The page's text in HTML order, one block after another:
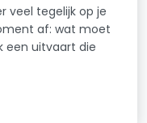
veel tegelijk op je
af: wat moet
een uitvaart die